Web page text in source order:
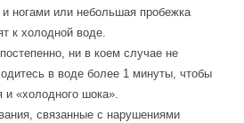
ногами или небольшая пробежка
к холодной воде.
ни в коем случае не
в воде более 1 минуты, чтобы
и «холодного шока».
связанные с нарушениями